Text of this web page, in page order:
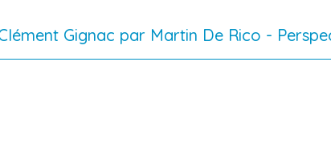
Gignac par Martin De Rico -